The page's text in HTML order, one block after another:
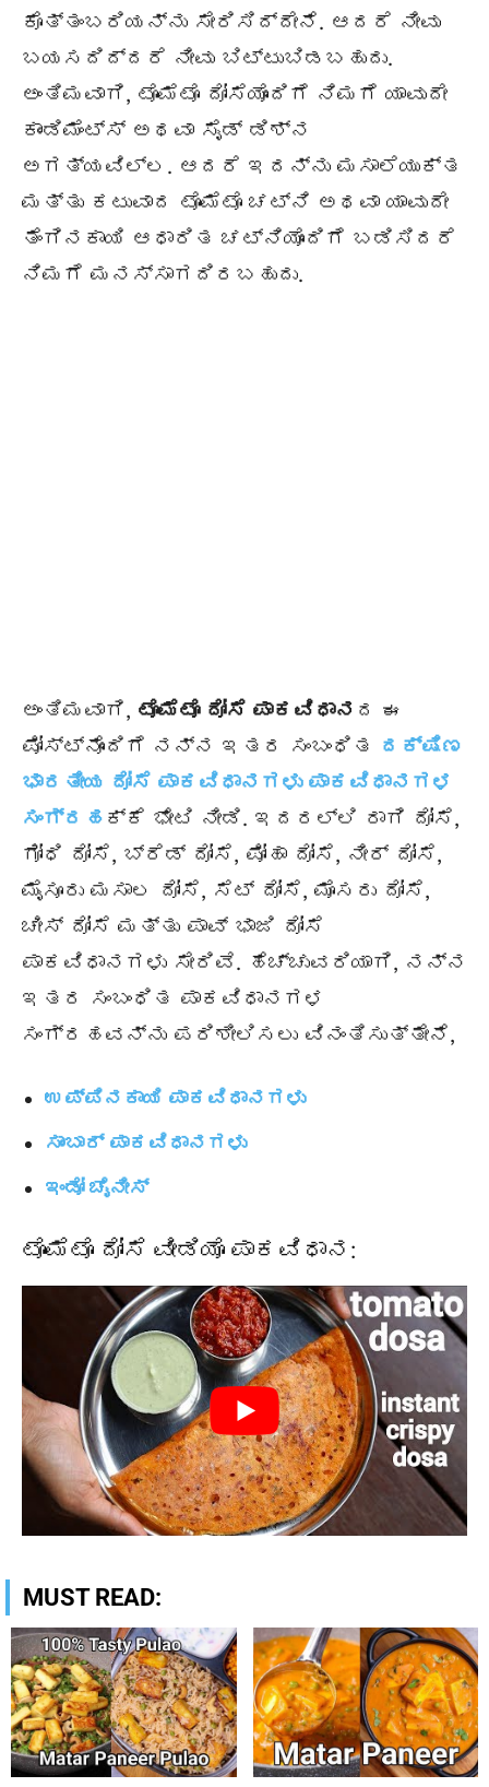
ಕೊತ್ತಂಬರಿಯನ್ನು ಸೇರಿಸಿದ್ದೇನೆ. ಆದರೆ ನೀವು
ಬಯಸದಿದ್ದರೆ ನೀವು ಬಿಟ್ಟುಬಿಡಬಹುದು.
ಅಂತಿಮವಾಗಿ, ಟೊಮೆಟೊ ದೋಸೆಯೊಂದಿಗೆ ನಿಮಗೆ ಯಾವುದೇ
ಕಾಂಡಿಮೆಂಟ್ಸ್ ಅಥವಾ ಸೈಡ್ ಡಿಶ್ನ
ಅಗತ್ಯವಿಲ್ಲ. ಆದರೆ ಇದನ್ನು ಮಸಾಲೆಯುಕ್ತ
ಮತ್ತು ಕಟುವಾದ ಟೊಮೆಟೊ ಚಟ್ನಿ ಅಥವಾ ಯಾವುದೇ
ತೆಂಗಿನಕಾಯಿ ಆಧಾರಿತ ಚಟ್ನಿಯೊಂದಿಗೆ ಬಡಿಸಿದರೆ
ನಿಮಗೆ ಮನಸ್ಸಾಗದಿರಬಹುದು.
ಅಂತಿಮವಾಗಿ, ಟೊಮೆಟೊ ದೋಸೆ ಪಾಕವಿಧಾನ ದ ಈ
ಪೋಸ್ಟ್‌ನೊಂದಿಗೆ ನನ್ನ ಇತರ ಸಂಬಂಧಿತ ದಕ್ಷಿಣ
ಭಾರತೀಯ ದೋಸೆ ಪಾಕವಿಧಾನಗಳು ಪಾಕವಿಧಾನಗಳ
ಸಂಗ್ರಹ ಕ್ಕೆ ಭೇಟಿ ನೀಡಿ. ಇದರಲ್ಲಿ ರಾಗಿ ದೋಸೆ,
ಗೋಧಿ ದೋಸೆ, ಬ್ರೆಡ್ ದೋಸೆ, ಪೋಹಾ ದೋಸೆ, ನೀರ್ ದೋಸೆ,
ಮೈಸೂರು ಮಸಾಲ ದೋಸೆ, ಸೆಟ್ ದೋಸೆ, ಮೊಸರು ದೋಸೆ,
ಚೀಸ್ ದೋಸೆ ಮತ್ತು ಪಾವ್ ಭಾಜಿ ದೋಸೆ
ಪಾಕವಿಧಾನಗಳು ಸೇರಿವೆ. ಹೆಚ್ಚುವರಿಯಾಗಿ, ನನ್ನ
ಇತರ ಸಂಬಂಧಿತ ಪಾಕವಿಧಾನಗಳ
ಸಂಗ್ರಹವನ್ನು ಪರಿಶೀಲಿಸಲು ವಿನಂತಿಸುತ್ತೇನೆ,
ಉಪ್ಪಿನಕಾಯಿ ಪಾಕವಿಧಾನಗಳು
ಸಾಂಬಾರ್ ಪಾಕವಿಧಾನಗಳು
ಇಂಡೋ ಚೈನೀಸ್
ಟೊಮೆಟೊ ದೋಸೆ ವೀಡಿಯೊ ಪಾಕವಿಧಾನ:
MUST READ: